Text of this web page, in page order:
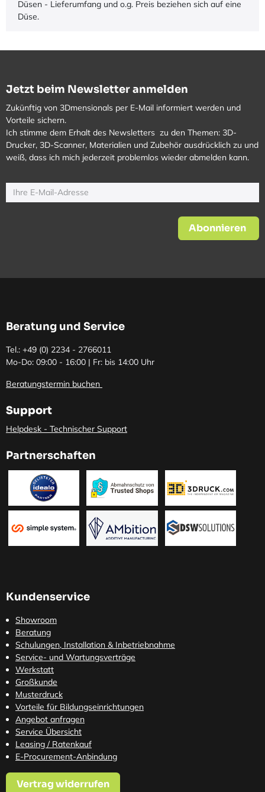
Düsen - Lieferumfang und o.g. Preis beziehen sich auf eine
Düse.
Jetzt beim Newsletter anmelden
Zukünftig von 3Dmensionals per E-Mail informiert werden und
Vorteile sichern.
Ich stimme dem Erhalt des Newsletters zu den Themen: 3D-
Drucker, 3D-Scanner, Materialien und Zubehör ausdrücklich zu und
weiß, dass ich mich jederzeit problemlos wieder abmelden kann.
Abonnieren
Beratung und Service
Tel.: +49 (0) 2234 - 2766011
Mo-Do: 09:00 - 16:00 | Fr: bis 14:00 Uhr
Beratungstermin buchen
Support
Helpdesk - Technischer Support
Partnerschaften
Kundenservice
Showroom
Beratung
Schulungen, Installation & Inbetriebnahme
Service- und Wartungsverträge
Werkstatt
Großkunde
Musterdruck
Vorteile für Bildungseinrichtungen
Angebot anfragen
Service Übersicht
Leasing / Ratenkauf
E-Procurement-Anbindung
Vertrag widerrufen